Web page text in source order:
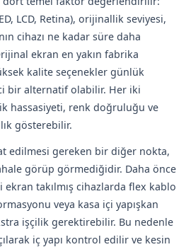
LCD, Retina), orijinallik seviyesi,
cihazı ne kadar süre daha
ekran en yakın fabrika
kalite seçenekler günlük
bir alternatif olabilir. Her iki
hassasiyeti, renk doğruluğu ve
gösterebilir.
edilmesi gereken bir diğer nokta,
görüp görmediğidir. Daha önce
ekran takılmış cihazlarda flex kablo
veya kasa içi yapışkan
işçilik gerektirebilir. Bu nedenle
iç yapı kontrol edilir ve kesin